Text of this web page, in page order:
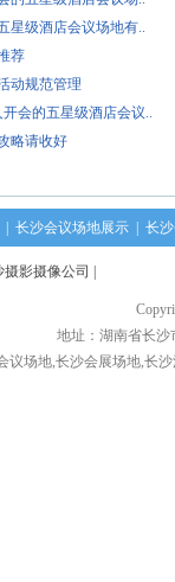
星级酒店会议场地有..
荐
动规范管理
会的五星级酒店会议..
略请收好
长沙会议场地展示 长
摄影摄像公司
地址：湖南省长沙
议场地,长沙会展场地,长